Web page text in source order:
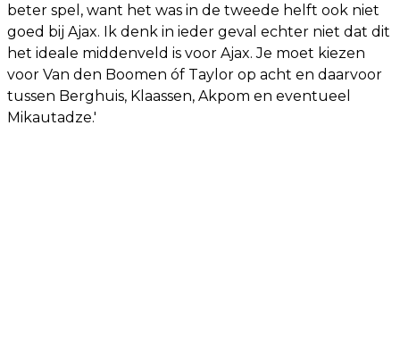
beter spel, want het was in de tweede helft ook niet
goed bij Ajax. Ik denk in ieder geval echter niet dat dit
het ideale middenveld is voor Ajax. Je moet kiezen
voor Van den Boomen óf Taylor op acht en daarvoor
tussen Berghuis, Klaassen, Akpom en eventueel
Mikautadze.'